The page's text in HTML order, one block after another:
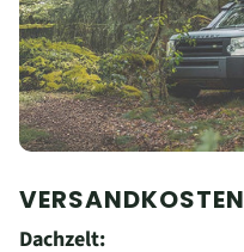
VERSANDKOSTEN
Dachzelt: